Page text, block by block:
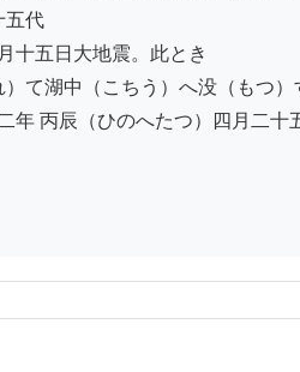
五代
十五日大地震。此とき
て湖中（こちう）へ没（もつ）
年 丙辰（ひのへたつ）四月二十